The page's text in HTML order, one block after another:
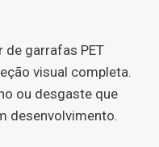
garrafas PET
visual completa.
ou desgaste que
desenvolvimento.